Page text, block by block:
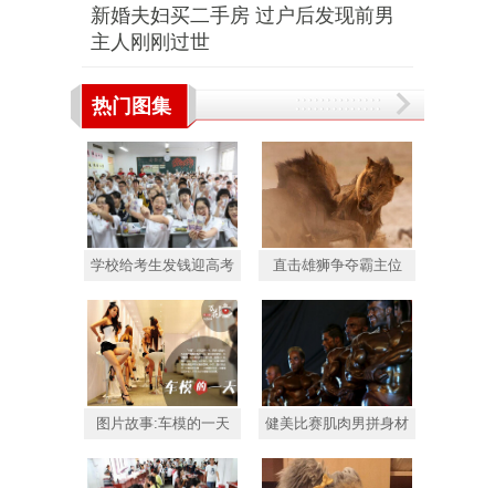
新婚夫妇买二手房 过户后发现前男
主人刚刚过世
热门图集
学校给考生发钱迎高考 直击雄狮争夺霸主位
图片故事:车模的一天 健美比赛肌肉男拼身材